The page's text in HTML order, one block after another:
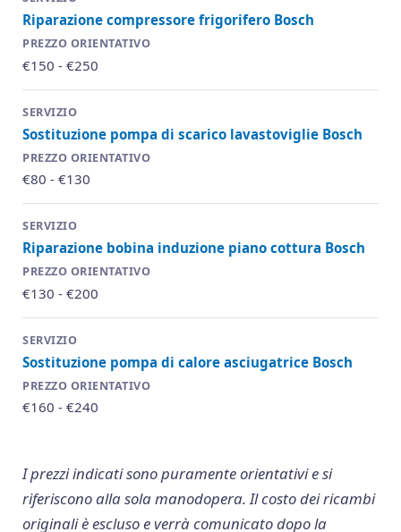
Riparazione compressore frigorifero Bosch
€150 - €250
Sostituzione pompa di scarico lavastoviglie Bosch
€80 - €130
Riparazione bobina induzione piano cottura Bosch
€130 - €200
Sostituzione pompa di calore asciugatrice Bosch
€160 - €240
I prezzi indicati sono puramente orientativi e si
riferiscono alla sola manodopera. Il costo dei ricambi
originali è escluso e verrà comunicato dopo la